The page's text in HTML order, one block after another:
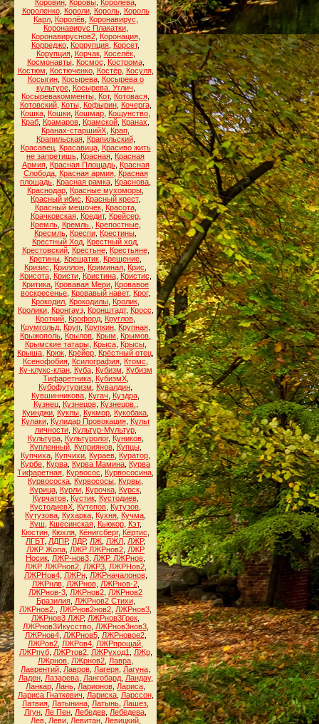
Коровин, Коровы, Королева,
Короленко, Короли, Король, Король
Карл, Королёв, Коронавирус
Коронавирус Плакатки,
Коронавируснов2, Коронация,
Корреджо Коррупция Корсет,
Корупция, Корчак, Коселёк,
Космонавты, Космос Кострома,
Костюм
Костюченко, Костёр, Косуля,
Косыгин, Косырева, Косырева о
культуре, Косырева. Углич
Косыревакомменты Кот, Котовася
Котовский, Коты, Кофырин, Кочерга,
Кошка Кошки Кошмар Кощунство
Краб Крамаров Крамской Кранах
Кранах-старшийХ Крап
Крапильская, Крапильский,
Красавец, Красавица, Красиво жить
не запретишь Красная Красная
Армия, Красная Площадь, Красная
Слобода, Красная армия, Красная
площадь Красная рамка Краснова
Краснодар Красные мухоморы
Красный ибис
Красный крест,
Красный мешочек, Красота,
Крачковская, Кредит, Крейсер,
Кремль, Кремль. Крепостные,
Кресмль Креспи Крестины
Крестный Ход Крестный ход
Крестовский, Крестьне, Крестьяне,
Кретины Крещатик Крещение
Кризис
Криллон Криминал Крис
Крисота, Кристи, Кристина, Кристис
Критика Кровавая Мери Кровавое
воскресенье Кровавый навет, Крог,
Крокодил Крокодилы Кролик
Кролики, Кронгауз, Кронштадт, Кросс
Кроткий Крофорд Круглов
Крумгольд Круп Крупкин Крупная
Крыжополь Крылов Крым Крымов
Крымские татары, Крыса, Крысы,
Крыша Крюк Крёйер Крёстный отец
Ксенофобия Ксилография Ктомс
Ку-клукс-клан, Куба, Кубизм
Кубизм
Тифаретника, КубизмХ,
Кубофутуризм
Кувалдин
Кувшинникова Кугач Куздра
Кузнец, Кузнецов, Кузнецов.
Куинджи Куклы Кукмор Кукобака
Кулаки, Кулидар Провокация, Культ
личности, Культур-Мультур,
Культура, Культуролог, Куников,
Купленный, Куприянов, Купцы,
Купчиха Купчихи Кураев Куратор
Курбе Курва Курва Мамина Курва
Тифаретная Курвосос Курвососина
Курвососка Курвососы Курвы
Курица, Курли, Курочка, Курск,
Курчатов, Кустик, Кустодиев,
КустодиевХ Кутепов Кутузов
Кутузова Кухарка Кухня Кучма
Куш
Кшесинская, Кьюкор, Кэт,
Кюстин Кюхля Кёнигсберг, Кёртис
ЛГБТ, ЛДПР, ЛДР, ЛЖ ЛЖЛ ЛЖР,
ЛЖР Жопа ЛЖР ЛЖРнов2 ЛЖР
Носик ЛЖР-нов3 ЛЖР. ЛЖРнов
ЛЖР. ЛЖРнов2, ЛЖР3, ЛЖРНов2,
ЛЖРНов4, ЛЖРн, ЛЖРначалонов,
ЛЖРнлв, ЛЖРнов, ЛЖРнов-2,
ЛЖРнов-3 ЛЖРнов2 ЛЖРнов2
Бразилия, ЛЖРнов2 Стихи,
ЛЖРнов2.
ЛЖРнов2нов2 ЛЖРнов3
ЛЖРнов3 ЛЖР, ЛЖРнов3Грек
ЛЖРнов3Икусство, ЛЖРнов3нов3,
ЛЖРнов4, ЛЖРнов5, ЛЖРновое2,
ЛЖРов2 ЛЖРов4 ЛЖРпрощай
ЛЖРпуб, ЛЖРтов2, ЛЖРуход1 ЛЖр,
ЛЖрнов ЛЖрнов2 Лавра
Лаврентий Лавров Лагеря Лагуна
Ладен, Лазарева, Лангобард, Ландау,
Ланкар Лань Ларионов Лариса
Лариса Гнаткевич
Лариска, Ларссон,
Латвия Латынина Латынь Лашез
Лгун Ле Пен Лебедев Лебедева
Лев, Леви, Левитан, Левицкий,